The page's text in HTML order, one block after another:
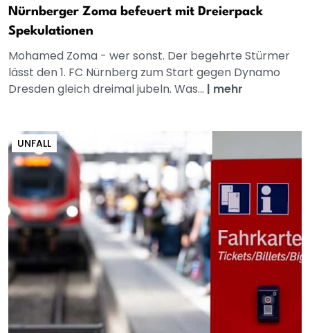
Nürnberger Zoma befeuert mit Dreierpack
Spekulationen
Mohamed Zoma - wer sonst. Der begehrte Stürmer
lässt den 1. FC Nürnberg zum Start gegen Dynamo
Dresden gleich dreimal jubeln. Was... | mehr
UNFALL